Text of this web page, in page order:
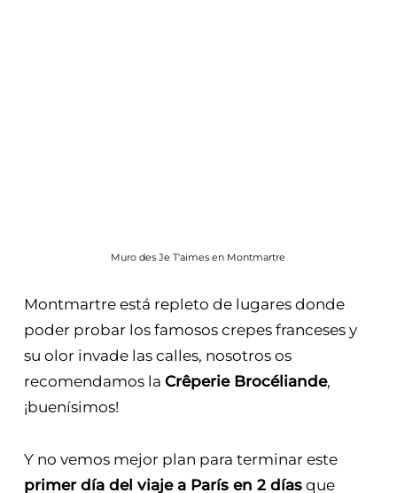
Muro des Je T'aimes en Montmartre
Montmartre está repleto de lugares donde
poder probar los famosos crepes franceses y
su olor invade las calles, nosotros os
recomendamos la Crêperie Brocéliande,
¡buenísimos!
Y no vemos mejor plan para terminar este
primer día del viaje a París en 2 díasque